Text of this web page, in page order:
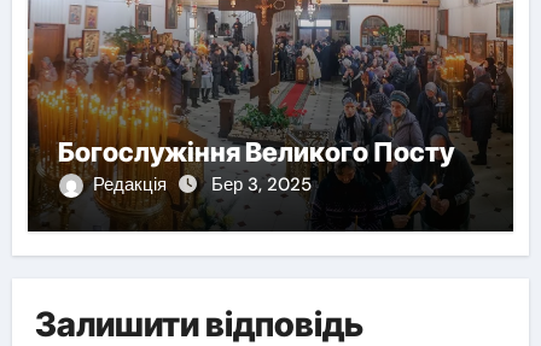
Богослужіння Великого Посту
Редакція Бер 3, 2025
Залишити відповідь